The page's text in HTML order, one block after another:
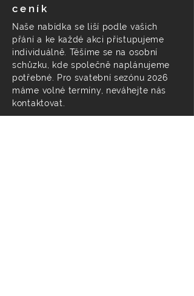
​Naše nabídka se liší podle vašich
přání a ke každé akci přistupujeme
individuálně. Těšíme se na osobní
schůzku, kde společně naplánujeme
potřebné. Pro svatební sezónu 2026
máme volné termíny, neváhejte nás
kontaktovat.
ceník